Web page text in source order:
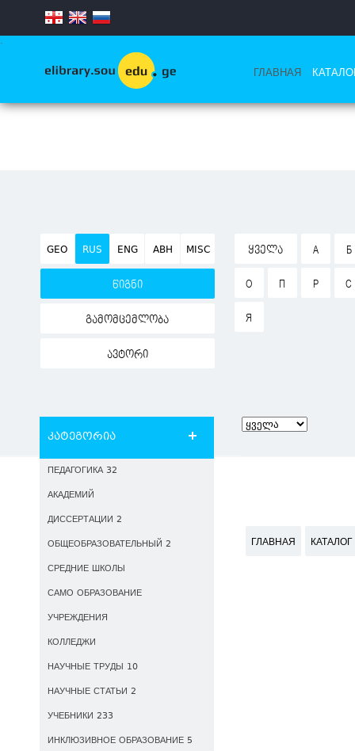
.
ГЛАВНАЯ
GEO RUS ENG ABH MISC
წიგნი
გამომცემლობა
ავტორი
ᲧᲕᲔᲚᲐ А Б
О П Р С
Я
კატეგორია
ПЕДАГОГИКА 32
АКАДЕМИЙ
ДИССЕРТАЦИИ 2
ОБЩЕОБРАЗОВАТЕЛЬНЫЙ 2
СРЕДНИЕ ШКОЛЫ
САМО ОБРАЗОВАНИЕ
УЧРЕЖДЕНИЯ
КОЛЛЕДЖИ
НАУЧНЫЕ ТРУДЫ 10
НАУЧНЫЕ СТАТЬИ 2
УЧЕБНИКИ 233
ИНКЛЮЗИВНОЕ ОБРАЗОВАНИЕ 5
ГЛАВНАЯ